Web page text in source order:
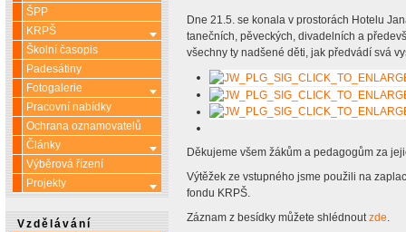
ŠPP
KRPŠ
Více o: KRPŠ
Školní časopis
Padesátiny
Fotogalerie
Více o: Fotogalerie
Pracovní nabídky
Ochrana oznamovatelů
Články
Více o: Články
Výběrová řízení
Projekty
Více o: Projekty
Vzdělávání
Dne 21.5. se konala v prostorách Hotelu
tanečních, pěveckých, divadelních a
všechny ty nadšené děti, jak předvádí svá
Děkujeme všem žákům a pedagogům za
Výtěžek ze vstupného jsme použili na
fondu KRPŠ.
Záznam z besídky můžete shlédnoutzde.